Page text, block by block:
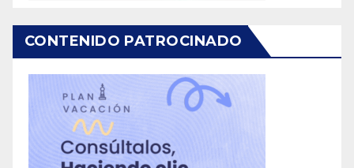
CONTENIDO PATROCINADO